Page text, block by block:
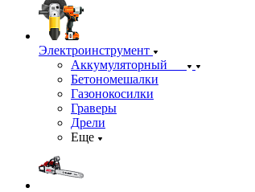
Электроинструмент
Аккумуляторный
Бетономешалки
Газонокосилки
Граверы
Дрели
Еще